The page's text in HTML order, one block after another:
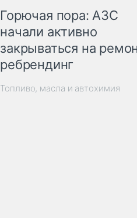
Горючая пора: АЗС
начали активно
закрываться на
ребрендинг
Топливо, масла и автохимия